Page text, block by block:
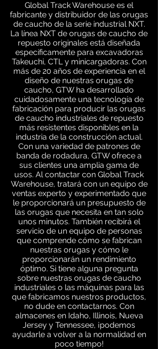
Global Track Warehouse es el
fabricante y distribuidor de las orugas
de caucho de la serie industrial NXT.
La línea NXT de orugas de caucho de
repuesto originales está diseñada
específicamente para excavadoras
Takeuchi, CTL y minicargadoras. Con
más de 20 años de experiencia en el
diseño de nuestras orugas de
caucho, GTW ha desarrollado
cuidadosamente una tecnología de
fabricación para producir las orugas
de caucho industriales de repuesto
más resistentes disponibles en la
industria de la construcción actual.
Con una variedad de patrones de
banda de rodadura, GTW ofrece a
sus clientes una amplia gama de
usos. Al contactar con Global Track
Warehouse, tratará con un equipo de
ventas experto y experimentado que
le proporcionará un presupuesto de
las orugas que necesita en tan solo
unos minutos. También recibirá el
servicio de un equipo de personas
que comprende cómo se fabrican
nuestras orugas y cómo le
proporcionarán un rendimiento
óptimo. Si tiene alguna pregunta
sobre nuestras orugas de caucho
industriales o las máquinas para las
que fabricamos nuestros productos,
no dude en contactarnos. Con
almacenes en Idaho, Illinois, Nueva
Jersey y Tennessee, ¡podemos
ayudarle a volver a la normalidad en
poco tiempo!